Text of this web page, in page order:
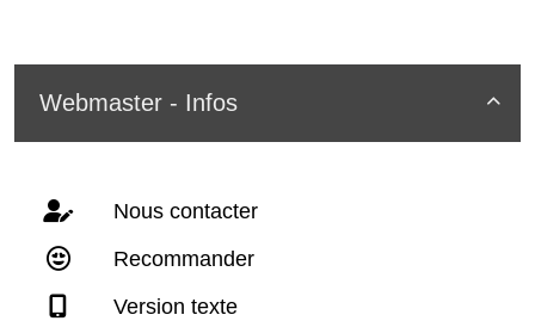

Webmaster - Infos
Nous contacter
Recommander
Version texte